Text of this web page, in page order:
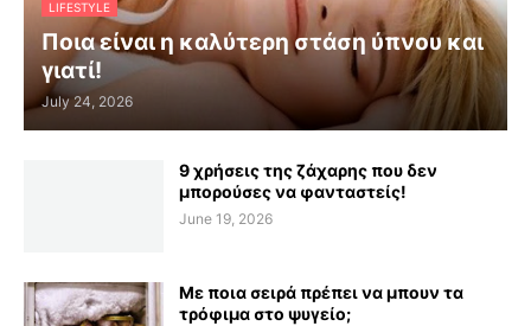
LIFESTYLE
Ποια είναι η καλύτερη στάση ύπνου και
γιατί!
July 24, 2026
9 χρήσεις της ζάχαρης που δεν
μπορούσες να φανταστείς!
June 19, 2026
Με ποια σειρά πρέπει να μπουν τα
τρόφιμα στο ψυγείο;